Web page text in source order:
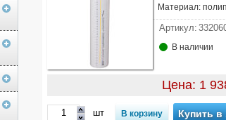
Материал:
Артикул:
В наличии
Цена: 1
шт Купить в